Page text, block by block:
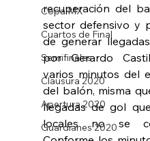
Copa MX
Cuartos de Final
Semifinales
Clausura 2020
Apertura 2020
Guardianes 2020
recuperación del
sector defensivo y
de generar
por Gerardo
varios minutos del
del balón, misma
llegadas de gol
locales no se